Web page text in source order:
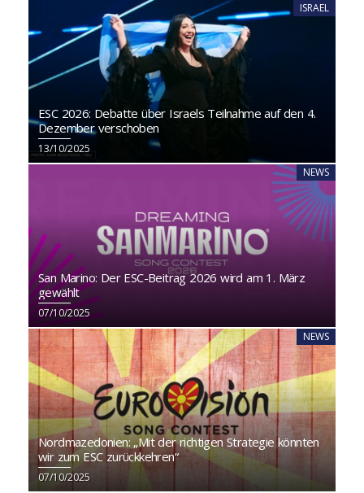
ISRAEL
ESC 2026: Debatte über Israels Teilnahme auf den 4.
Dezember verschoben
13/10/2025
NEWS
San Marino: Der ESC-Beitrag 2026 wird am 1. März
gewählt
07/10/2025
NEWS
Nordmazedonien: „Mit der richtigen Strategie könnten
wir zum ESC zurückkehren“
07/10/2025